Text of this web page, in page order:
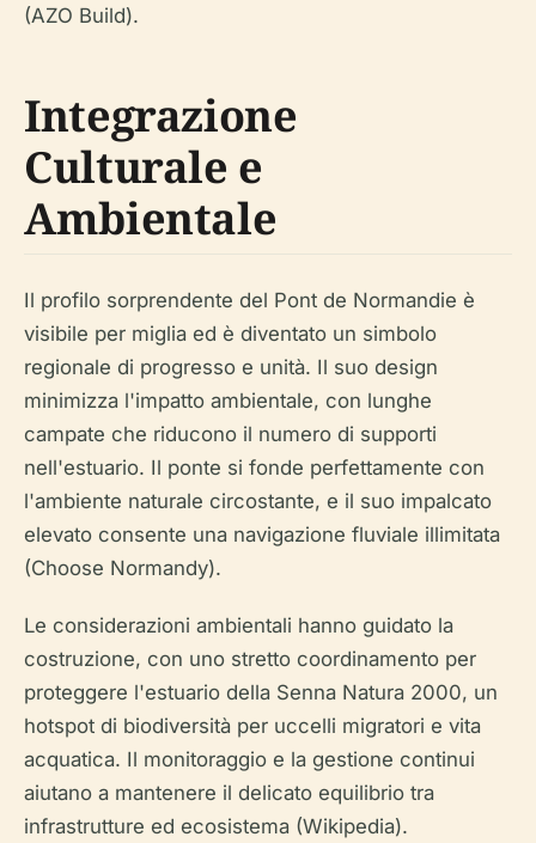
(AZO Build).
Integrazione
Culturale e
Ambientale
Il profilo sorprendente del Pont de Normandie è
visibile per miglia ed è diventato un simbolo
regionale di progresso e unità. Il suo design
minimizza l'impatto ambientale, con lunghe
campate che riducono il numero di supporti
nell'estuario. Il ponte si fonde perfettamente con
l'ambiente naturale circostante, e il suo impalcato
elevato consente una navigazione fluviale illimitata
(Choose Normandy).
Le considerazioni ambientali hanno guidato la
costruzione, con uno stretto coordinamento per
proteggere l'estuario della Senna Natura 2000, un
hotspot di biodiversità per uccelli migratori e vita
acquatica. Il monitoraggio e la gestione continui
aiutano a mantenere il delicato equilibrio tra
infrastrutture ed ecosistema (Wikipedia).